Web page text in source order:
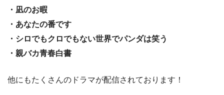
・凪のお暇
・あなたの番です
・シロでもクロでもない世界でパンダは笑う
・親バカ青春白書
他にもたくさんのドラマが配信されております！